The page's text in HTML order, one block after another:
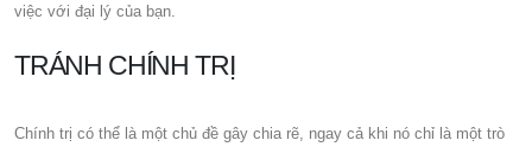
việc với đại lý của bạn.
TRÁNH CHÍNH TRỊ
Chính trị có thể là một chủ đề gây chia rẽ, ngay cả khi nó chỉ là một trò